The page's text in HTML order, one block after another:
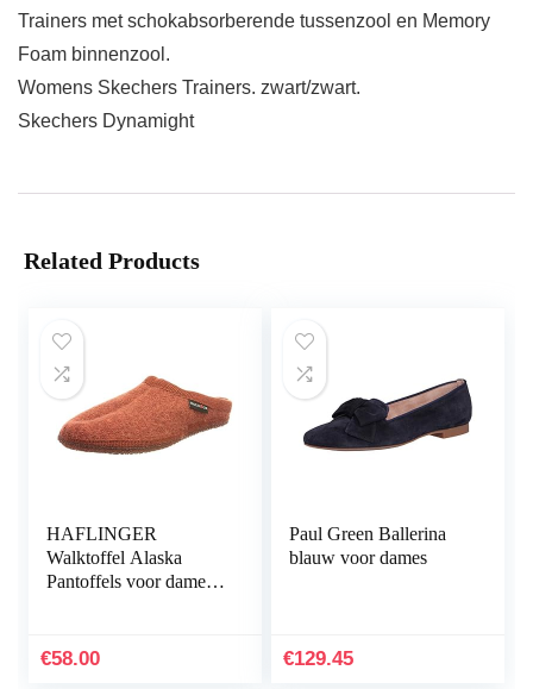
Trainers met schokabsorberende tussenzool en Memory
Foam binnenzool.
Womens Skechers Trainers. zwart/zwart.
Skechers Dynamight
Related Products
HAFLINGER
Walktoffel Alaska
Pantoffels voor dames,
€58.00
Paul Green Ballerina
blauw voor dames
€129.45